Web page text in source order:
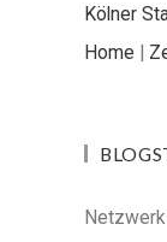
Kölner
Home |